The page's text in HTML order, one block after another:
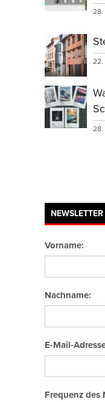
28.
22.
28.
NEWSLETTER
Vorname:
Nachname:
E-Mail-
Frequenz des